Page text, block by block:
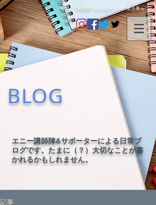
毎日に"happy" を-社交ダンスのある暮らし-
BLOG
エニー講師陣&サポーターによる日常ブ
ログです。たまに（？）大切なことが書
かれるかもしれません。
記事